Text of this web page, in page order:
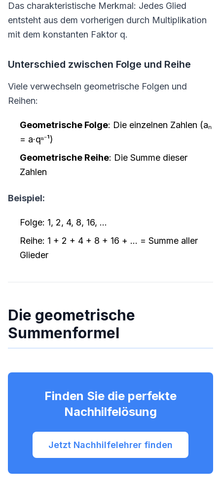
Das charakteristische Merkmal: Jedes Glied
entsteht aus dem vorherigen durch Multiplikation
mit dem konstanten Faktor q.
Unterschied zwischen Folge und Reihe
Viele verwechseln geometrische Folgen und
Reihen:
Geometrische Folge: Die einzelnen Zahlen (aₙ
= a·qⁿ⁻¹)
Geometrische Reihe: Die Summe dieser
Zahlen
Beispiel:
Folge: 1, 2, 4, 8, 16, ...
Reihe: 1 + 2 + 4 + 8 + 16 + ... = Summe aller
Glieder
Die geometrische
Summenformel
Finden Sie die perfekte
Nachhilfelösung
Jetzt Nachhilfelehrer finden